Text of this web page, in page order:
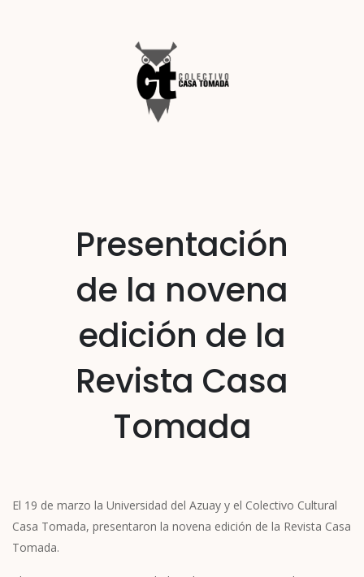
Presentación
de la novena
edición de la
Revista Casa
Tomada
El 19 de marzo la Universidad del Azuay y el Colectivo Cultural
Casa Tomada, presentaron la novena edición de la Revista Casa
Tomada.